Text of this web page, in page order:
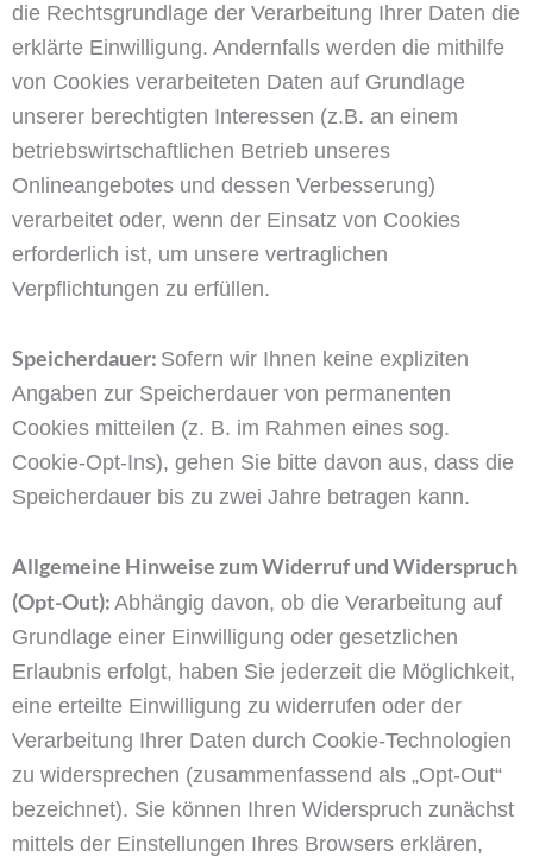
die Rechtsgrundlage der Verarbeitung Ihrer Daten die
erklärte Einwilligung. Andernfalls werden die mithilfe
von Cookies verarbeiteten Daten auf Grundlage
unserer berechtigten Interessen (z.B. an einem
betriebswirtschaftlichen Betrieb unseres
Onlineangebotes und dessen Verbesserung)
verarbeitet oder, wenn der Einsatz von Cookies
erforderlich ist, um unsere vertraglichen
Verpflichtungen zu erfüllen.
Speicherdauer: Sofern wir Ihnen keine expliziten
Angaben zur Speicherdauer von permanenten
Cookies mitteilen (z. B. im Rahmen eines sog.
Cookie-Opt-Ins), gehen Sie bitte davon aus, dass die
Speicherdauer bis zu zwei Jahre betragen kann.
Allgemeine Hinweise zum Widerruf und Widerspruch
(Opt-Out): Abhängig davon, ob die Verarbeitung auf
Grundlage einer Einwilligung oder gesetzlichen
Erlaubnis erfolgt, haben Sie jederzeit die Möglichkeit,
eine erteilte Einwilligung zu widerrufen oder der
Verarbeitung Ihrer Daten durch Cookie-Technologien
zu widersprechen (zusammenfassend als „Opt-Out“
bezeichnet). Sie können Ihren Widerspruch zunächst
mittels der Einstellungen Ihres Browsers erklären,